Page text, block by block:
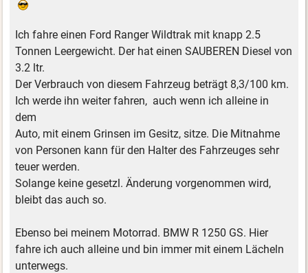
Ich fahre einen Ford Ranger Wildtrak mit knapp 2.5
Tonnen Leergewicht. Der hat einen SAUBEREN Diesel von
3.2 ltr.
Der Verbrauch von diesem Fahrzeug beträgt 8,3/100 km.
Ich werde ihn weiter fahren, auch wenn ich alleine in
dem
Auto, mit einem Grinsen im Gesitz, sitze. Die Mitnahme
von Personen kann für den Halter des Fahrzeuges sehr
teuer werden.
Solange keine gesetzl. Änderung vorgenommen wird,
bleibt das auch so.
Ebenso bei meinem Motorrad. BMW R 1250 GS. Hier
fahre ich auch alleine und bin immer mit einem Lächeln
unterwegs.